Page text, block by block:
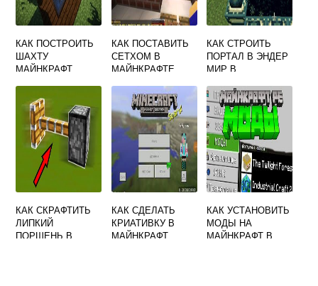
КАК ПОСТРОИТЬ
ШАХТУ
МАЙНКРАФТ
КАК ПОСТАВИТЬ
СЕТХОМ В
МАЙНКРАФТЕ
КАК СТРОИТЬ
ПОРТАЛ В ЭНДЕР
МИР В
КАК СКРАФТИТЬ
ЛИПКИЙ
ПОРШЕНЬ В
КАК СДЕЛАТЬ
КРИАТИВКУ В
МАЙНКРАФТ
КАК УСТАНОВИТЬ
МОДЫ НА
МАЙНКРАФТ В